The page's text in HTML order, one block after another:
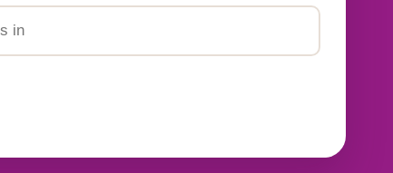
Tussenvoegsel Achternaam